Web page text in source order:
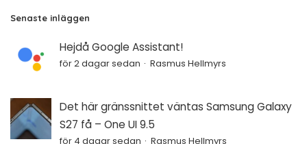
Senaste inläggen
Hejdå Google Assistant!
för 2 dagar sedan Rasmus Hellmyrs
Det här gränssnittet väntas Samsung Galaxy
S27 få – One UI 9.5
för 4 dagar sedan Rasmus Hellmyrs